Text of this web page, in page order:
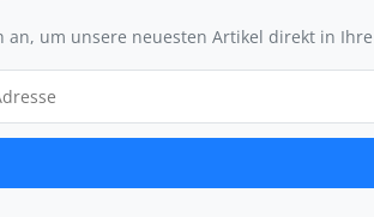
an, um unsere neuesten Artikel direkt in